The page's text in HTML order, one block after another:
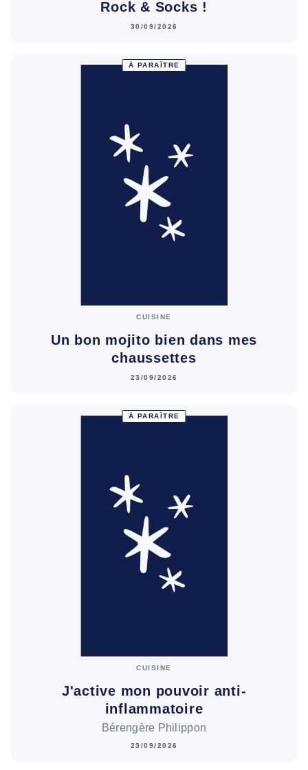
Rock & Socks !
30/09/2026
À PARAÎTRE
CUISINE
Un bon mojito bien dans mes
chaussettes
23/09/2026
À PARAÎTRE
CUISINE
J'active mon pouvoir anti-
inflammatoire
Bérengère Philippon
23/09/2026